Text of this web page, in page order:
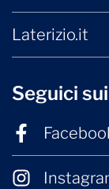
Laterizio.it
Seguici